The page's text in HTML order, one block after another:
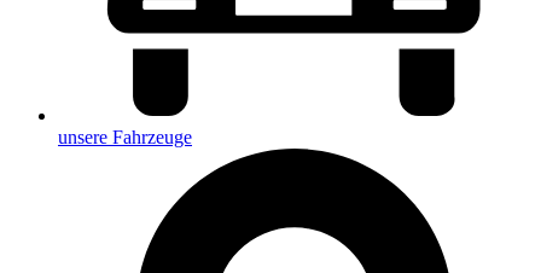
unsere Fahrzeuge